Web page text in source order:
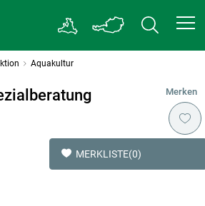
Aquakultur
Merken
MERKLISTE(0)